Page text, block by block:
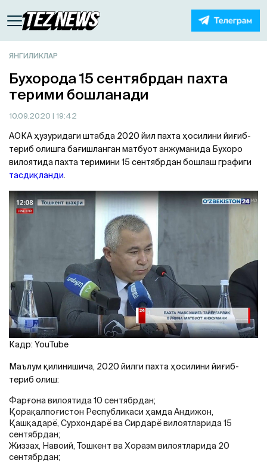
ЯНГИЛИКЛАР
Бухорода 15 сентябрдан пахта
терими бошланади
10.09.2020 | 19:42
AОКA ҳузуридаги штабда 2020 йил пахта ҳосилини йиғиб-
териб олишга бағишланган матбуот анжуманида Бухоро
вилоятида пахта теримини 15 сентябрдан бошлаш графиги
тасдиқланди.
Кадр: YouTube
Маълум қилинишича, 2020 йилги пахта ҳосилини йиғиб-
териб олиш:
Фарғона вилоятида 10 сентябрдан;
Қорақалпоғистон Республикаси ҳамда Aндижон,
Қашқадарё, Сурхондарё ва Сирдарё вилоятларида 15
сентябрдан;
Жиззах, Навоий, Тошкент ва Хоразм вилоятларида 20
сентябрдан;